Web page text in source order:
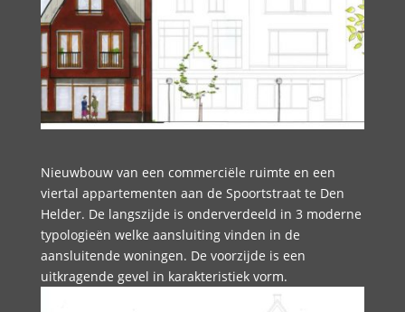
Nieuwbouw van een commerciële ruimte en een
viertal appartementen aan de Spoortstraat te Den
Helder. De langszijde is onderverdeeld in 3 moderne
typologieën welke aansluiting vinden in de
aansluitende woningen. De voorzijde is een
uitkragende gevel in karakteristiek vorm.